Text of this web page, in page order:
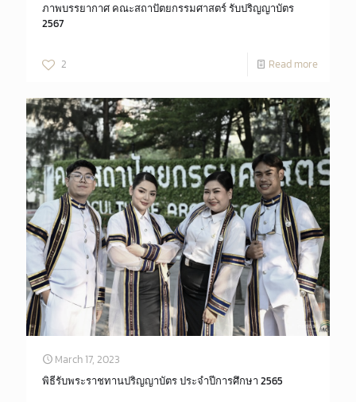
ภาพบรรยากาศ คณะสถาปัตยกรรมศาสตร์ รับปริญญาบัตร
2567
2 Read more
March 17, 2023
พิธีรับพระราชทานปริญญาบัตร ประจำปีการศึกษา 2565